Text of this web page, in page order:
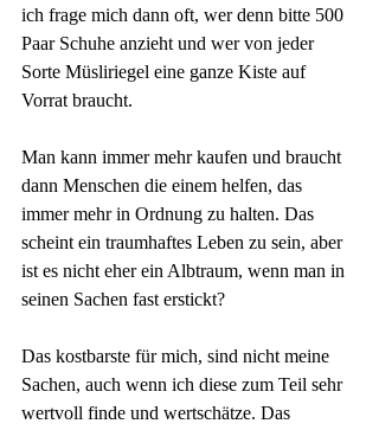
ich frage mich dann oft, wer denn bitte 500
Paar Schuhe anzieht und wer von jeder
Sorte Müsliriegel eine ganze Kiste auf
Vorrat braucht.
Man kann immer mehr kaufen und braucht
dann Menschen die einem helfen, das
immer mehr in Ordnung zu halten. Das
scheint ein traumhaftes Leben zu sein, aber
ist es nicht eher ein Albtraum, wenn man in
seinen Sachen fast erstickt?
Das kostbarste für mich, sind nicht meine
Sachen, auch wenn ich diese zum Teil sehr
wertvoll finde und wertschätze. Das